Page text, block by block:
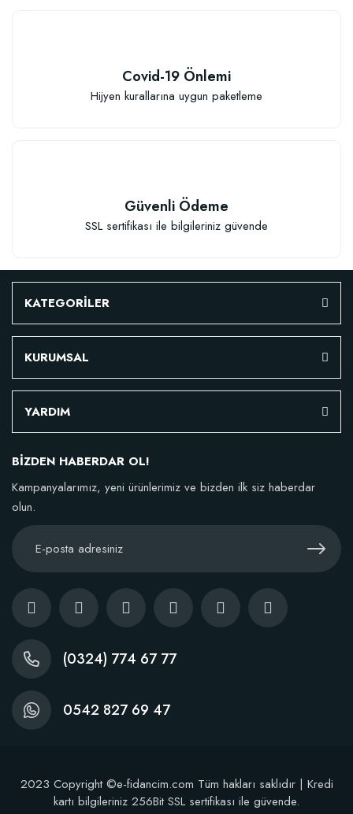
Covid-19 Önlemi
Hijyen kurallarına uygun paketleme
Güvenli Ödeme
SSL sertifikası ile bilgileriniz güvende
KATEGORİLER
KURUMSAL
YARDIM
BİZDEN HABERDAR OL!
Kampanyalarımız, yeni ürünlerimiz ve bizden ilk siz haberdar
olun.
(0324) 774 67 77
0542 827 69 47
2023 Copyright ©e-fidancim.com Tüm hakları saklıdır | Kredi
kartı bilgileriniz 256Bit SSL sertifikası ile güvende.